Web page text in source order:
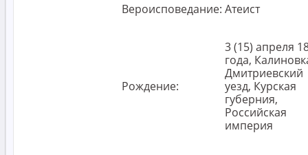
Вероисповедание: Атеист
Рождение:
3 (15) апреля
года,
Дмитриевский
уезд, Курская
губерния,
Российская
империя